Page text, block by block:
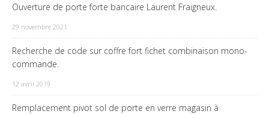
Ouverture de porte forte bancaire Laurent Fraigneux.
29 novembre 2021
Recherche de code sur coffre fort fichet combinaison mono-
commande.
12 avril 2019
Remplacement pivot sol de porte en verre magasin à